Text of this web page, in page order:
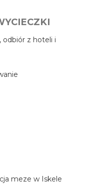
z hoteli i
meze w Iskele